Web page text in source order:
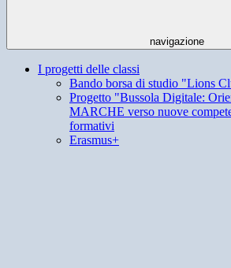
navigazione
I progetti delle classi
Bando borsa di studio "Lions
Progetto "Bussola Digitale:
MARCHE verso nuove
formativi
Erasmus+